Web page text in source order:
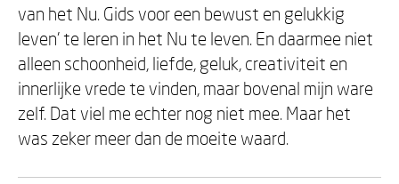
van het Nu. Gids voor een bewust en gelukkig
leven’ te leren in het Nu te leven. En daarmee niet
alleen schoonheid, liefde, geluk, creativiteit en
innerlijke vrede te vinden, maar bovenal mijn ware
zelf. Dat viel me echter nog niet mee. Maar het
was zeker meer dan de moeite waard.